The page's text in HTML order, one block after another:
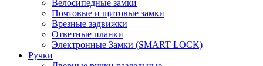
Велосипедные замки
Почтовые и щитовые замки
Врезные задвижки
Ответные планки
Электронные Замки (SMART LOCK)
Ручки